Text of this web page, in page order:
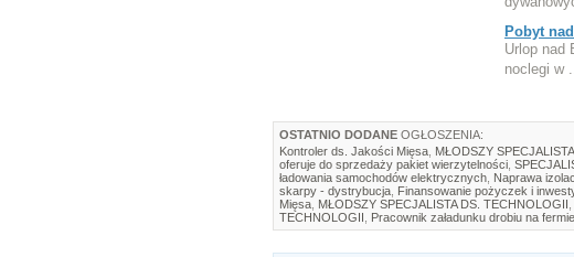
Pobyt
Urlop nad
noclegi w ..
OSTATNIO DODANE OGŁOSZENIA:
Kontroler ds. Jakości Mięsa MŁODSZY
oferuje do sprzedaży pakiet wierzytelności
ładowania samochodów elektrycznych Naprawa
skarpy - dystrybucja Finansowanie pożyczek i
Mięsa MŁODSZY SPECJALISTA DS. TECHNOLOGII
TECHNOLOGII
Pracownik załadunku drobiu na fermie